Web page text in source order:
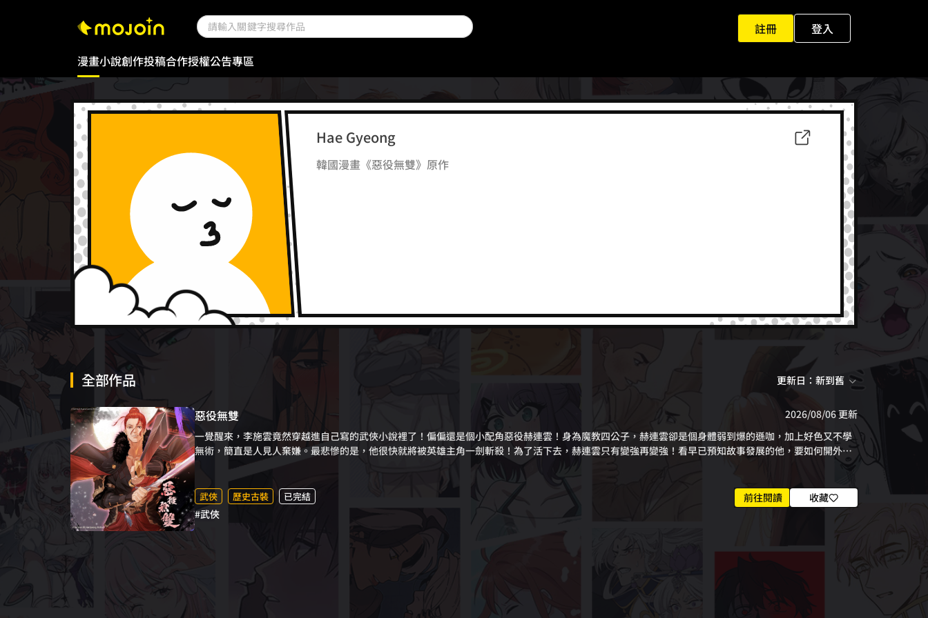
註冊
登入
漫畫小說創作投稿合作授權公告專區
Hae Gyeong
韓國漫畫《惡役無雙》原作
全部作品 更新日：新到舊
惡役無雙
2026/08/06 更新
一覺醒來，李施雲竟然穿越進自己寫的武俠小說裡了！偏偏還是個小配角惡役赫連雲！身為魔教四公子，赫連雲卻是個身體弱到爆的遜咖，加上好色又不學
無術，簡直是人見人棄嫌。最悲慘的是，他很快就將被英雄主角一劍斬殺！為了活下去，赫連雲只有變強再變強！看早已預知故事發展的他，要如何開外掛
闖蕩武林，扭轉命運，成為最強惡役無雙！
武俠 歷史古裝 已完結
#武俠
前往閱讀 收藏